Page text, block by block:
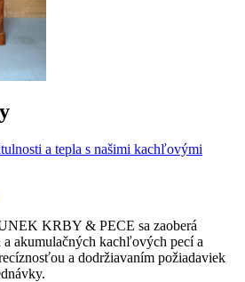
a tepla s našimi kachľovými
KRBY & PECE sa zaoberá
akumulačných kachľových pecí a
a dodržiavaním požiadaviek